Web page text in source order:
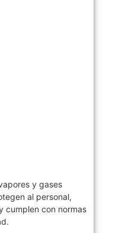
y gases
al personal,
cumplen con normas